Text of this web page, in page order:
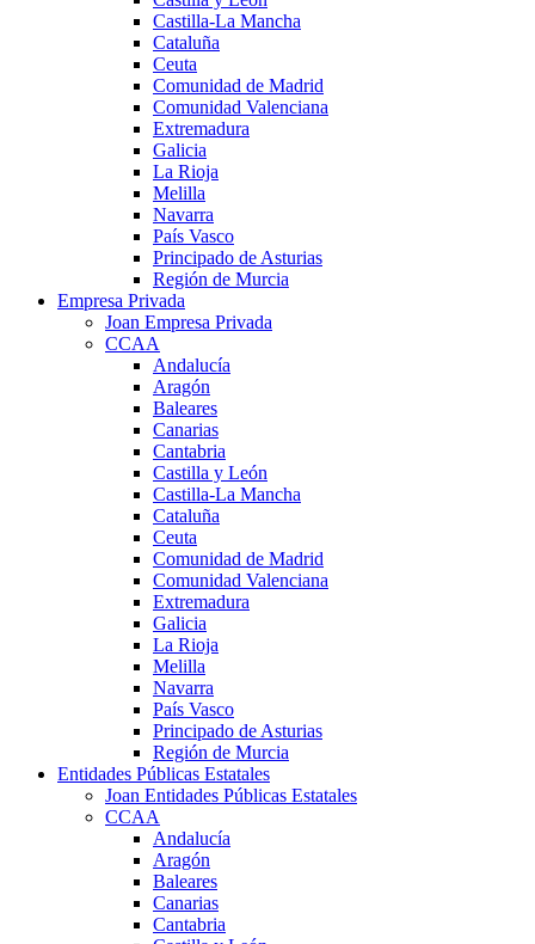
Castilla-La Mancha
Cataluña
Ceuta
Comunidad de Madrid
Comunidad Valenciana
Extremadura
Galicia
La Rioja
Melilla
Navarra
País Vasco
Principado de Asturias
Región de Murcia
Empresa Privada
Joan Empresa Privada
CCAA
Andalucía
Aragón
Baleares
Canarias
Cantabria
Castilla y León
Castilla-La Mancha
Cataluña
Ceuta
Comunidad de Madrid
Comunidad Valenciana
Extremadura
Galicia
La Rioja
Melilla
Navarra
País Vasco
Principado de Asturias
Región de Murcia
Entidades Públicas Estatales
Joan Entidades Públicas Estatales
CCAA
Andalucía
Aragón
Baleares
Canarias
Cantabria